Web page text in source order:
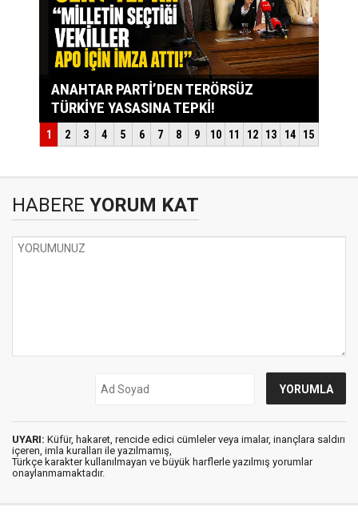
HABERE YORUM KAT
UYARI: Küfür, hakaret, rencide edici cümleler veya imalar, inançlara saldırı
içeren, imla kuralları ile yazılmamış,
Türkçe karakter kullanılmayan ve büyük harflerle yazılmış yorumlar
onaylanmamaktadır.